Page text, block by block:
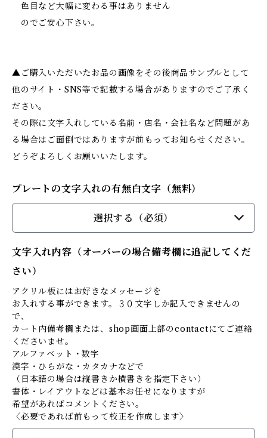
色目など大幅に変わる事はありません
のでご安心下さい。
▲ご購入いただいたお品の画像をその後商品サンプルとして
他のサイト・SNS等で記載する場合がありますのでご了承く
ださい。
その際に文字入れしている名前・店名・会社名など問題があ
る場合はご面倒ではありますが前もってお知らせください。
どうぞよろしくお願いいたします。
プレートの文字入れの有無白文字（無料）
選択する（必須）
文字入れ内容（オーバーの場合備考欄に追記してくだ
さい）
アクリル板にはお好きなメッセージを
お入れする事ができます。３０文字しか記入できませんの
で、
カート内備考欄または、shop画面上部のcontactにてご連絡
くださいませ。
アルファベット・数字
漢字・ひらがな・カタカナなどで
（日本語の場合は縦書きか横書きを指定下さい）
書体・レイアウトなどは基本お任せになりますが
希望があればコメントください。
〈必要であれば前もって校正を作成します〉